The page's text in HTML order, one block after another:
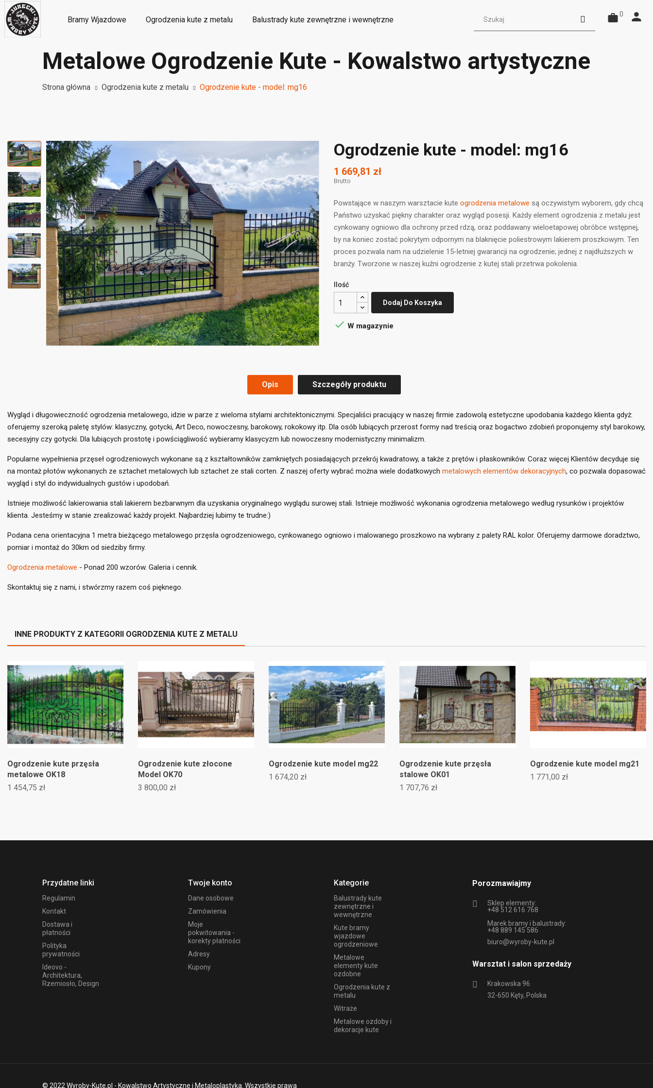
Dodaj do listy życzeń ×
((title))
×
0
Bramy Wjazdowe Ogrodzenia kute z metalu Balustrady kute zewnętrzne i wewnętrzne
Metalowe ozdoby i dekoracje kute Metalowe elementy kute ozdobne Wyroby dekoracyjne
Metalowe Ogrodzenie Kute - Kowalstwo artystyczne
Strona główna Ogrodzenia kute z metalu Ogrodzenie kute - model: mg16
Ogrodzenie kute - model: mg16
1 669,81 zł
Brutto
Powstające w naszym warsztacie kute ogrodzenia metalowe są oczywistym wyborem, gdy chcą
Państwo uzyskać piękny charakter oraz wygląd posesji. Każdy element ogrodzenia z metalu jest
cynkowany ogniowo dla ochrony przed rdzą, oraz poddawany wieloetapowej obróbce wstępnej,
by na koniec zostać pokrytym odpornym na blaknięcie poliestrowym lakierem proszkowym. Ten
proces pozwala nam na udzielenie 15-letniej gwarancji na ogrodzenie; jednej z najdłuższych w
branży. Tworzone w naszej kuźni ogrodzenie z kutej stali przetrwa pokolenia.
Ilość
Dodaj Do Koszyka
 W magazynie
Opis Szczegóły produktu
Wygląd i długowieczność ogrodzenia metalowego, idzie w parze z wieloma stylami architektonicznymi. Specjaliści pracujący w naszej firmie zadowolą estetyczne upodobania każdego klienta gdyż:
oferujemy szeroką paletę stylów: klasyczny, gotycki, Art Deco, nowoczesny, barokowy, rokokowy itp. Dla osób lubiących przerost formy nad treścią oraz bogactwo zdobień proponujemy styl barokowy,
secesyjny czy gotycki. Dla lubiących prostotę i powściągliwość wybieramy klasycyzm lub nowoczesny modernistyczny minimalizm.
Popularne wypełnienia przęseł ogrodzeniowych wykonane są z kształtowników zamkniętych posiadających przekrój kwadratowy, a także z prętów i płaskowników. Coraz więcej Klientów decyduje się
na montaż płotów wykonanych ze sztachet metalowych lub sztachet ze stali corten. Z naszej oferty wybrać można wiele dodatkowych metalowych elementów dekoracyjnych, co pozwala dopasować
wygląd i styl do indywidualnych gustów i upodobań.
Istnieje możliwość lakierowania stali lakierem bezbarwnym dla uzyskania oryginalnego wyglądu surowej stali. Istnieje możliwość wykonania ogrodzenia metalowego według rysunków i projektów
klienta. Jesteśmy w stanie zrealizować każdy projekt. Najbardziej lubimy te trudne:)
Podana cena orientacyjna 1 metra bieżącego metalowego przęsła ogrodzeniowego, cynkowanego ogniowo i malowanego proszkowo na wybrany z palety RAL kolor. Oferujemy darmowe doradztwo,
pomiar i montaż do 30km od siedziby firmy.
Ogrodzenia metalowe - Ponad 200 wzorów. Galeria i cennik.
Skontaktuj się z nami, i stwórzmy razem coś pięknego.
INNE PRODUKTY Z KATEGORII OGRODZENIA KUTE Z METALU
kute przęsła
OK18
zł
Ogrodzenie kute złocone
Model OK70
3 800,00 zł
Ogrodzenie kute model mg22
1 674,20 zł
Ogrodzenie kute przęsła
stalowe OK01
1 707,76 zł
Ogrodzenie kute model mg21
1 771,00 zł
Przydatne linki
Regulamin
Kontakt
Dostawa i
płatności
Polityka
prywatności
Ideovo -
Architektura,
Rzemiosło, Design
Twoje konto
Dane osobowe
Zamówienia
Moje
pokwitowania -
korekty płatności
Adresy
Kupony
Kategorie
Balustrady kute
zewnętrzne i
wewnętrzne
Kute bramy
wjazdowe
ogrodzeniowe
Metalowe
elementy kute
ozdobne
Ogrodzenia kute z
metalu
Witraże
Metalowe ozdoby i
dekoracje kute
Porozmawiajmy
Sklep elementy:
+48 512 616 768
Marek bramy i balustrady:
+48 889 145 586
biuro@wyroby-kute.pl
Warsztat i salon sprzedaży
Krakowska 96
32-650 Kęty, Polska
© 2022 Wyroby-Kute.pl - Kowalstwo Artystyczne i Metaloplastyka. Wszystkie prawa